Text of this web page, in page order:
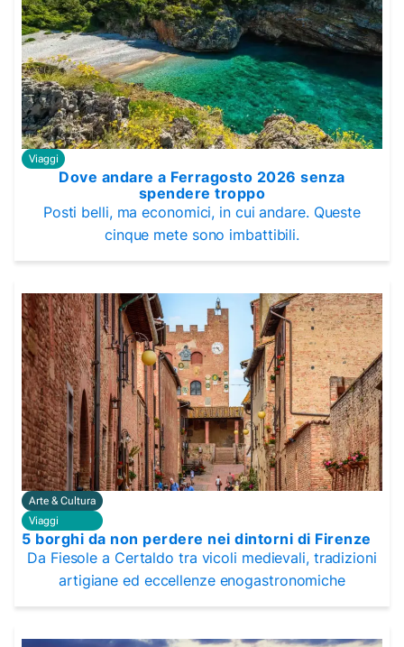
Viaggi
Dove andare a Ferragosto 2026 senza
spendere troppo
Posti belli, ma economici, in cui andare. Queste
cinque mete sono imbattibili.
Arte & Cultura
Viaggi
5 borghi da non perdere nei dintorni di Firenze
Da Fiesole a Certaldo tra vicoli medievali, tradizioni
artigiane ed eccellenze enogastronomiche